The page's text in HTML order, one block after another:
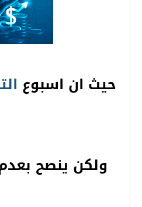
حيث ان اسبوع
ولكن ينصح